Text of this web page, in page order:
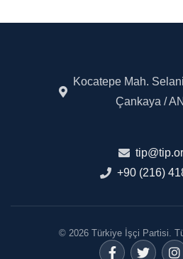
Kocatepe Mah.
Çankaya /
+90 (216)
© 2026 Türkiye İşçi Partisi.